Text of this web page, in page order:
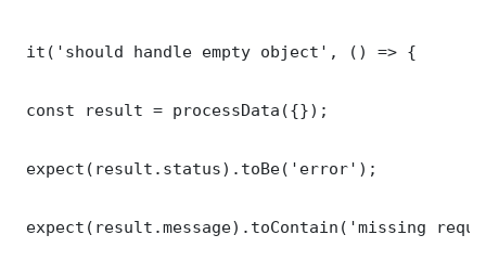
it('should handle empty object', () => {
const result = processData({});
expect(result.status).toBe('error');
expect(result.message).toContain('missing